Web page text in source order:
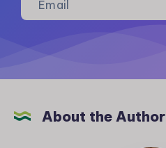
About the Author